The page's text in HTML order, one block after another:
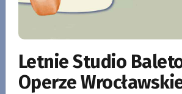
Letnie Studio
Operze